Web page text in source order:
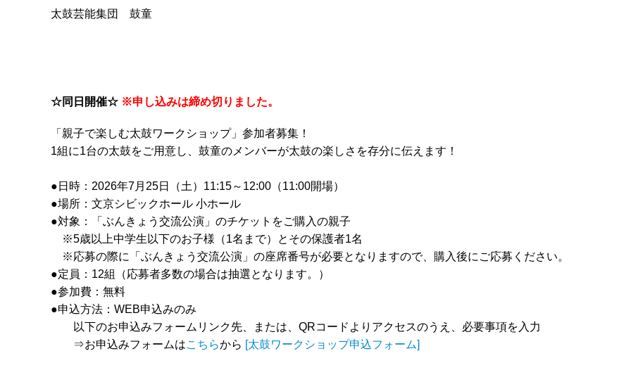
太鼓芸能集団 鼓童
☆同日開催☆ ※申し込みは締め切りました。
「親子で楽しむ太鼓ワークショップ」参加者募集！
1組に1台の太鼓をご用意し、鼓童のメンバーが太鼓の楽しさを存分に伝えます！
●日時：2026年7月25日（土）11:15～12:00（11:00開場）
●場所：文京シビックホール 小ホール
●対象：「ぶんきょう交流公演」のチケットをご購入の親子
※5歳以上中学生以下のお子様（1名まで）とその保護者1名
※応募の際に「ぶんきょう交流公演」の座席番号が必要となりますので、購入後にご応募ください。
●定員：12組（応募者多数の場合は抽選となります。）
●参加費：無料
●申込方法：WEB申込みのみ
以下のお申込みフォームリンク先、または、QRコードよりアクセスのうえ、必要事項を入力
⇒お申込みフォームはこちらから [太鼓ワークショップ申込フォーム]